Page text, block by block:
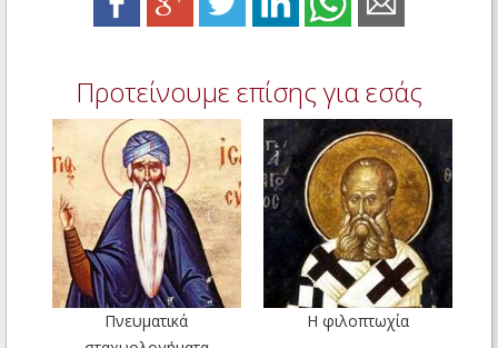
Προτείνουμε επίσης για εσάς
Πνευματικά
Η φιλοπτωχία